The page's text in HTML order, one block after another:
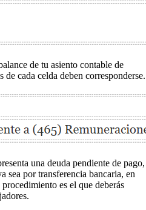
de tu asiento contable de
cada celda deben corresponderse.
una deuda pendiente de pago,
sea por transferencia bancaria, en
es el que deberás